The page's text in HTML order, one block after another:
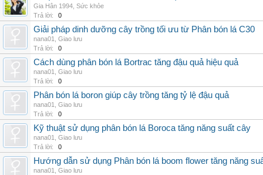
Gia Hân 1994 Sức khỏe
Trả lời:
0
Giải pháp dinh dưỡng cây trồng tối ưu từ Phân bón lá C30
nana01
Giao lưu
Trả lời:
0
Cách dùng phân bón lá Bortrac tăng đậu quả hiệu quả
nana01
Giao lưu
Trả lời:
0
Phân bón lá boron giúp cây trồng tăng tỷ lệ đậu quả
nana01
Giao lưu
Trả lời:
0
Kỹ thuật sử dụng phân bón lá Boroca tăng năng suất cây
nana01
Giao lưu
Trả lời:
0
Hướng dẫn sử dụng Phân bón lá boom flower tăng năng
nana01
Giao lưu